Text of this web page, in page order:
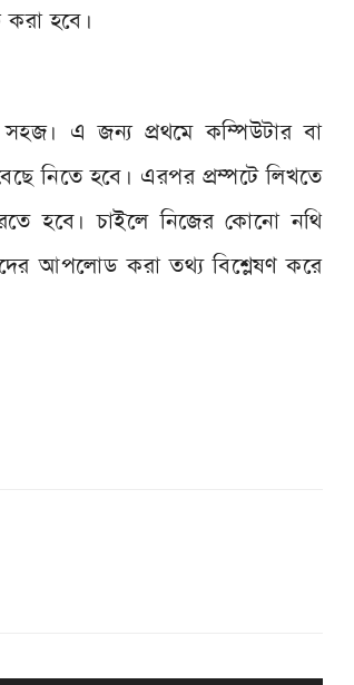
করা হবে।
সহজ। এ জন্য প্রথমে কম্পিউটার বা
নিতে হবে। এরপর প্রম্পটে লিখতে
হবে। চাইলে নিজের কোনো নথি
আপলোড করা তথ্য বিশ্লেষণ করে